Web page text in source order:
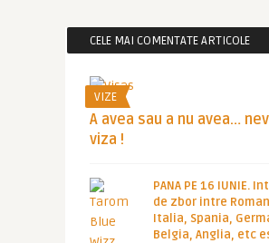
CELE MAI COMENTATE ARTICOLE
VIZE
A avea sau a nu avea…
viza !
PANA PE 16 IUNIE.
de zbor intre
Italia, Spania,
Belgia, Anglia, etc